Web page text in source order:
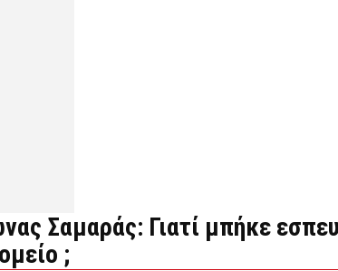
Σαμαράς: Γιατί μπήκε
;